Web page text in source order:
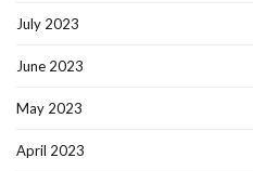
July 2023
June 2023
May 2023
April 2023